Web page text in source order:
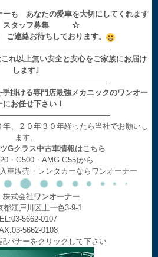
も あなたの愛車を大切にしてくれます
ッフ募集 ☆
連絡お待ちしております。
れ以上無い安全と安心をご家族にお届け
します｣
掛ける専門店最強メカニックのワンオー
にお任せ下さい！
、２０年３０年経ったら当社でお願いし
ます。
Gクラス中古車情報はこちら
・G500・AMG G55)から
車販売・レンタカーならワンオーナー
株式会社ワンオーナー
都江戸川区上一色3-9-1
5662-0107
5662-0108
バナーをクリックして下さい